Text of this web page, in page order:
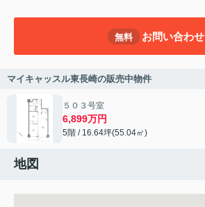
無料 お問い合わせ
マイキャッスル東長崎の販売中物件
５０３号室
6,899万円
5階 / 16.64坪(55.04㎡)
地図